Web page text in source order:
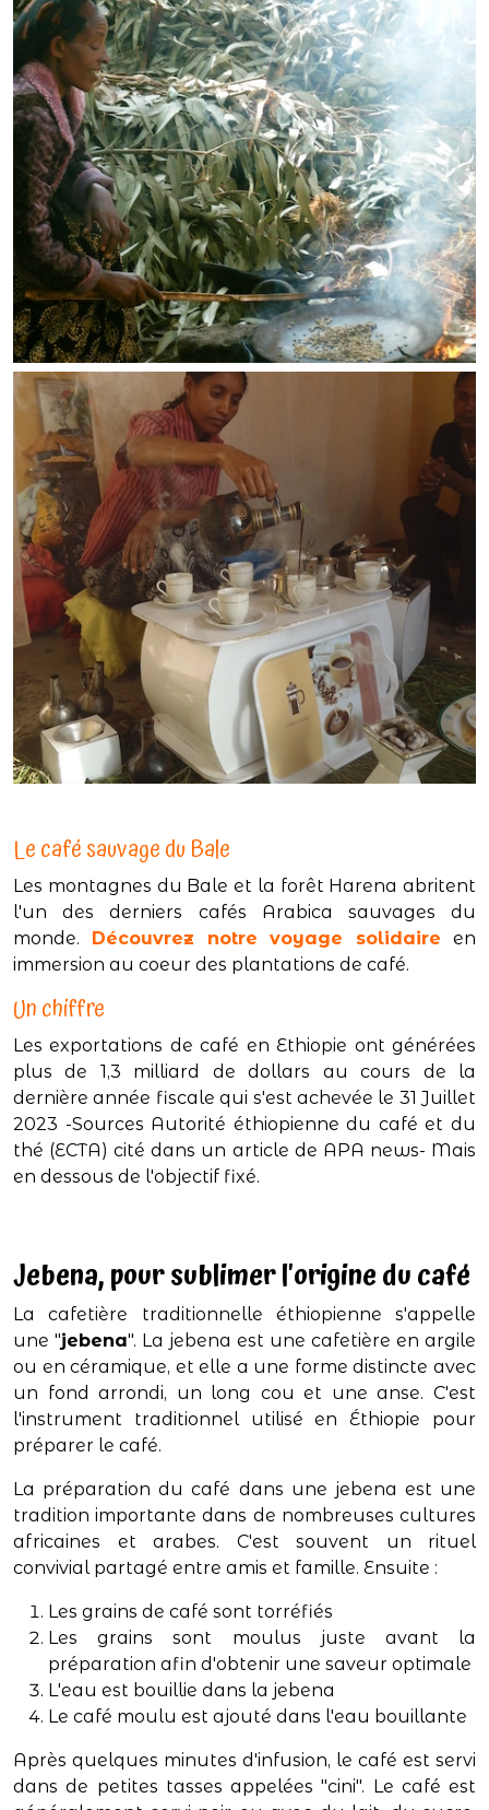
Le café sauvage du Bale
Les montagnes du Bale et la forêt Harena abritent
l'un des derniers cafés Arabica sauvages du
monde. Découvrez notre voyage solidaire en
immersion au coeur des plantations de café.
Un chiffre
Les exportations de café en Ethiopie ont générées
plus de 1,3 milliard de dollars au cours de la
dernière année fiscale qui s'est achevée le 31 Juillet
2023 -Sources Autorité éthiopienne du café et du
thé (ECTA) cité dans un article de APA news- Mais
en dessous de l'objectif fixé.
Jebena, pour sublimer l'origine du café
La cafetière traditionnelle éthiopienne s'appelle
une "jebena". La jebena est une cafetière en argile
ou en céramique, et elle a une forme distincte avec
un fond arrondi, un long cou et une anse. C'est
l'instrument traditionnel utilisé en Éthiopie pour
préparer le café.
La préparation du café dans une jebena est une
tradition importante dans de nombreuses cultures
africaines et arabes. C'est souvent un rituel
convivial partagé entre amis et famille. Ensuite :
Les grains de café sont torréfiés
Les grains sont moulus juste avant la
préparation afin d'obtenir une saveur optimale
L'eau est bouillie dans la jebena
Le café moulu est ajouté dans l'eau bouillante
Après quelques minutes d'infusion, le café est servi
dans de petites tasses appelées "cini". Le café est